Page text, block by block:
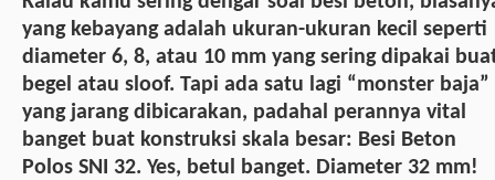
yang kebayang adalah ukuran-ukuran kecil seperti
diameter 6, 8, atau 10 mm yang sering dipakai
begel atau sloof. Tapi ada satu lagi “monster baja”
yang jarang dibicarakan, padahal perannya vital
banget buat konstruksi skala besar: Besi Beton
Polos SNI 32. Yes, betul banget. Diameter 32 mm!